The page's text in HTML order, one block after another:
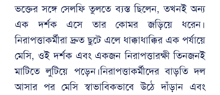
ভক্তের সঙ্গে সেলফি তুলতে ব্যস্ত ছিলেন, তখনই অন্য
এক দর্শক এসে তার কোমর জড়িয়ে ধরেন।
নিরাপত্তাকর্মীরা দ্রুত ছুটে এলে ধাক্কাধাক্কির এক পর্যায়ে
মেসি, ওই দর্শক এবং একজন নিরাপত্তারক্ষী তিনজনই
মাটিতে লুটিয়ে পড়েন।নিরাপত্তাকর্মীদের বাড়তি দল
আসার পর মেসি স্বাভাবিকভাবে উঠে দাঁড়ান এবং